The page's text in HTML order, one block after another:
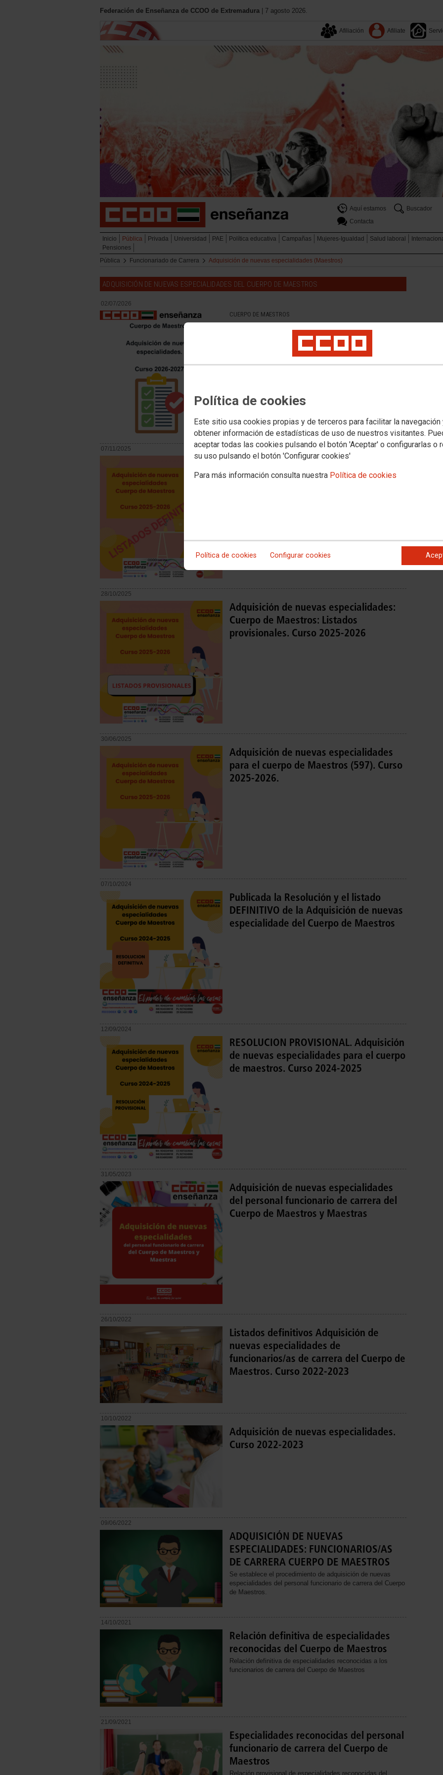
Política de cookies
Este sitio usa cookies propias y de terceros para facilitar la navegación
obtener información de estadísticas de uso de nuestros visitantes.
aceptar todas las cookies pulsando el botón 'Aceptar' o configurarlas o
su uso pulsando el botón 'Configurar cookies'
Para más información consulta nuestra Política de cookies
Política de cookies Configurar cookies
Federación de Enseñanza de CCOO de Extremadura | 7 agosto 2026.
Afiliación Afiliate
Aquí estamos Buscador
Contacta
Inicio Pública Privada Universidad PAE Política educativa Campañas Mujeres-Igualdad Salud laboral
Pensiones
Pública
Funcionariado de Carrera Adquisición de nuevas especialidades (Maestros)
ADQUISICIÓN DE NUEVAS ESPECIALIDADES DEL CUERPO DE MAESTROS
02/07/2026
CUERPO DE MAESTROS
Adquisición de nuevas especialidades.
07/11/2025
Adquisición Nuevas Especialidades
curso 2025-2026. Listados definitivos
28/10/2025
Adquisición de nuevas especialidades:
Cuerpo de Maestros: Listados
provisionales. Curso 2025-2026
30/06/2025
Adquisición de nuevas especialidades
para el cuerpo de Maestros (597). Curso
2025-2026.
07/10/2024
Publicada la Resolución y el listado
DEFINITIVO de la Adquisición de nuevas
especialidade del Cuerpo de Maestros
12/09/2024
RESOLUCION PROVISIONAL. Adquisición
de nuevas especialidades para el cuerpo
de maestros. Curso 2024-2025
31/05/2023
Adquisición de nuevas especialidades
del personal funcionario de carrera del
Cuerpo de Maestros y Maestras
26/10/2022
Listados definitivos Adquisición de
nuevas especialidades de
funcionarios/as de carrera del Cuerpo de
Maestros. Curso 2022-2023
10/10/2022
Adquisición de nuevas especialidades.
Curso 2022-2023
09/06/2022
ADQUISICIÓN DE NUEVAS
ESPECIALIDADES: FUNCIONARIOS/AS
DE CARRERA CUERPO DE MAESTROS
Se establece el procedimiento de adquisición de nuevas
especialidades del personal funcionario de carrera del Cuerpo
de Maestros.
14/10/2021
Relación definitiva de especialidades
reconocidas del Cuerpo de Maestros
Relación definitiva de especialidades reconocidas a los
funcionarios de carrera del Cuerpo de Maestros
21/09/2021
Especialidades reconocidas del personal
funcionario de carrera del Cuerpo de
Maestros
Relación provisional de especialidades reconocidas del